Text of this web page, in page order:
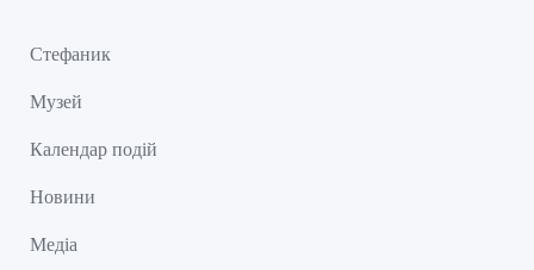
Стефаник
Музей
Календар подій
Новини
Медіа